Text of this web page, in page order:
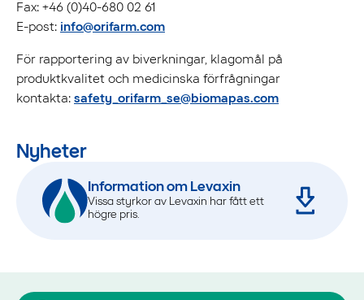
Fax: +46 (0)40-680 02 61
E-post: info@orifarm.com
För rapportering av biverkningar, klagomål på
produktkvalitet och medicinska förfrågningar
kontakta: safety_orifarm_se@biomapas.com
Nyheter
Information om Levaxin
Vissa styrkor av Levaxin har fått ett
högre pris.